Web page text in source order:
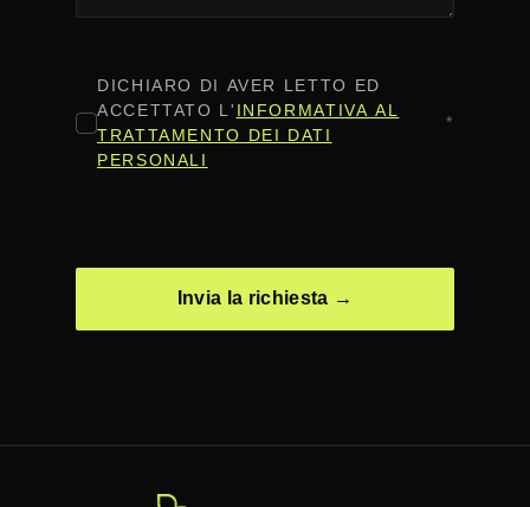
CONSENSO*
DICHIARO DI AVER LETTO ED
ACCETTATO L' INFORMATIVA AL
TRATTAMENTO DEI DATI
PERSONALI
*